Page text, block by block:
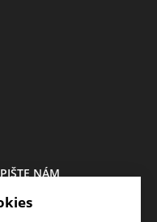
NÁM
nám něco sdělit o našich